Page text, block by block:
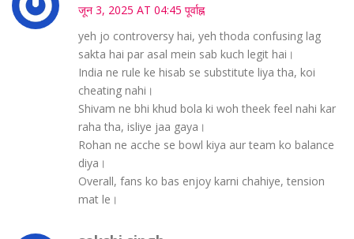
जून 3, 2025 AT 04:45 पूर्वाह्न
yeh jo controversy hai, yeh thoda confusing lag
sakta hai par asal mein sab kuch legit hai।
India ne rule ke hisab se substitute liya tha, koi
cheating nahi।
Shivam ne bhi khud bola ki woh theek feel nahi kar
raha tha, isliye jaa gaya।
Rohan ne acche se bowl kiya aur team ko balance
diya।
Overall, fans ko bas enjoy karni chahiye, tension
mat le।